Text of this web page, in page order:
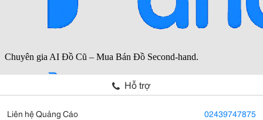
Hỗ trợ
Liên hệ Quảng Cáo 02439747875